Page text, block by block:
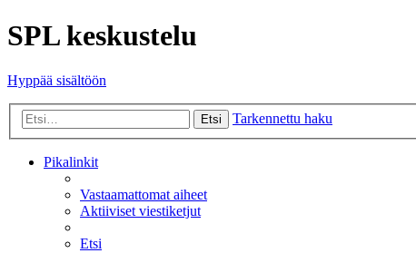
SPL keskustelu
Hyppää sisältöön
Etsi Tarkennettu haku
Pikalinkit
Vastaamattomat aiheet
Aktiiviset viestiketjut
Etsi